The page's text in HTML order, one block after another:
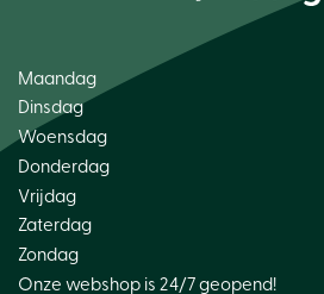
Maandag
Dinsdag
Woensdag
Donderdag
Vrijdag
Zaterdag
Zondag
Onze webshop is 24/7 geopend!